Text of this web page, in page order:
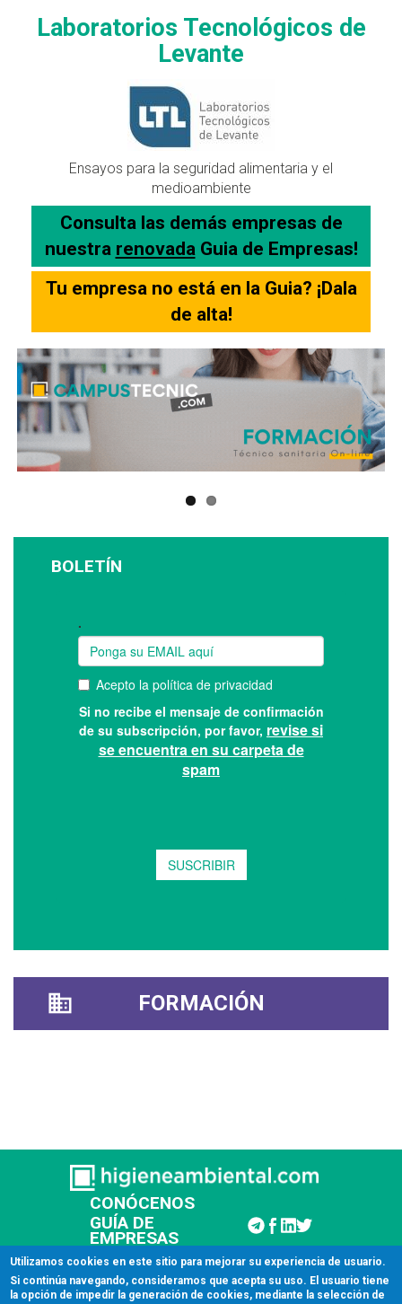
Laboratorios Tecnológicos de
Levante
Ensayos para la seguridad alimentaria y el
medioambiente
Consulta las demás empresas de
nuestra renovadaGuia de Empresas!
Tu empresa no está en la Guia? ¡Dala
de alta!
BOLETÍN
FORMACIÓN
CONÓCENOS
GUÍA DE
EMPRESAS
CONTACTAR
Utilizamos cookies en este sitio para mejorar su experiencia de usuario.
Si continúa navegando, consideramos que acepta su uso. El usuario tiene
la opción de impedir la generación de cookies, mediante la selección de